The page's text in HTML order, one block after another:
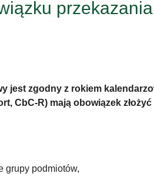
przekazania
jest zgodny z rokiem
CbC-R) mają obowiązek złożyć
grupy podmiotów,